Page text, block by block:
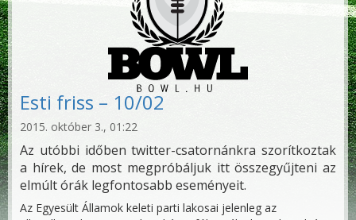
Esti friss – 10/02
2015. október 3., 01:22
Az utóbbi időben twitter-csatornánkra szorítkoztak
a hírek, de most megpróbáljuk itt összegyűjteni az
elmúlt órák legfontosabb eseményeit.
Az Egyesült Államok keleti parti lakosai jelenleg az